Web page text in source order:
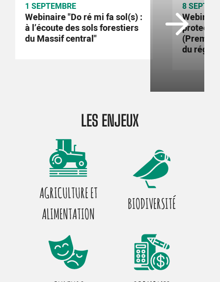
1 SEPTEMBRE
Webinaire "Do ré mi fa sol(s) :
à l’écoute des sols forestiers
du Massif central"
8
du
LES ENJEUX
AGRICULTURE ET
ALIMENTATION
BIODIVERSITÉ